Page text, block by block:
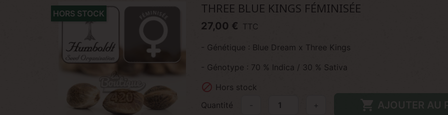
HORS STOCK THREE BLUE KINGS FÉMINISÉE
27,00 € TTC
- Génétique : Blue Dream x Three Kings
- Génotype : 70 % Indica / 30 % Sativa
 Hors stock
Quantité
+  AJOUTER AU